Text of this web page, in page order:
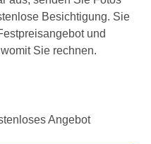
Besichtigung. Sie
und
Sie rechnen.